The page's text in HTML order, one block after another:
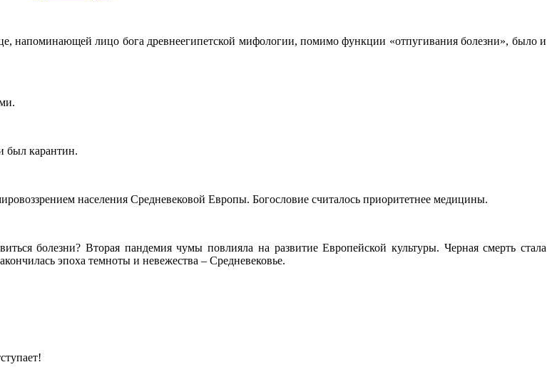
напоминающей лицо бога древнеегипетской мифологии, помимо функции «отпугивания болезни», было и
был карантин.
населения Средневековой Европы. Богословие считалось приоритетнее медицины.
болезни? Вторая пандемия чумы повлияла на развитие Европейской культуры. Черная смерть стала
эпоха темноты и невежества – Средневековье.